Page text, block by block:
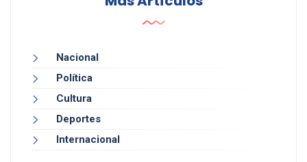
Nacional
Política
Cultura
Deportes
Internacional